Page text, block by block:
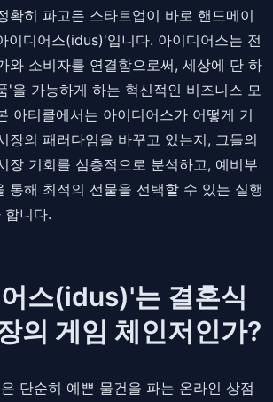
확히 파고든 스타트업이 바로 핸드메이
이디어스(idus)'입니다. 아이디어스는 전
와 소비자를 연결함으로써, 세상에 단 하
'을 가능하게 하는 혁신적인 비즈니스 모
아티클에서는 아이디어스가 어떻게 기
장의 패러다임을 바꾸고 있는지, 그들의
장 기회를 심층적으로 분석하고, 예비부
통해 최적의 선물을 선택할 수 있는 실행
합니다.
스(idus)'는 결혼식
의 게임 체인저인가?
단순히 예쁜 물건을 파는 온라인 상점